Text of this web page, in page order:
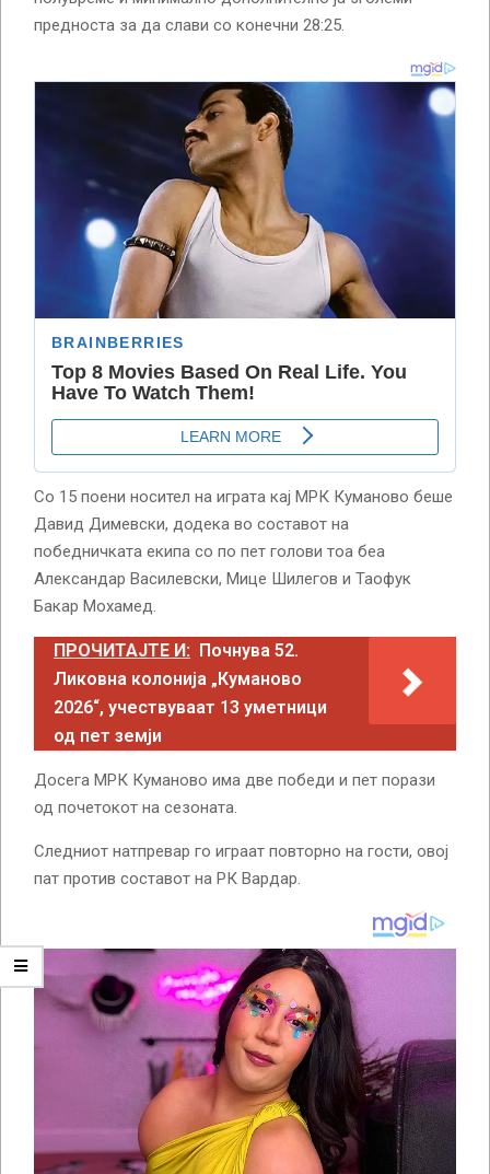
предноста за да слави со конечни 28:25.
Со 15 поени носител на играта кај МРК Куманово беше
Давид Димевски, додека во составот на
победничката екипа со по пет голови тоа беа
Александар Василевски, Мице Шилегов и Таофук
Бакар Мохамед.
ПРОЧИТАЈТЕ И: Почнува 52.
Ликовна колонија „Куманово
2026“, учествуваат 13 уметници
од пет земји
Досега МРК Куманово има две победи и пет порази
од почетокот на сезоната.
Следниот натпревар го играат повторно на гости, овој
пат против составот на РК Вардар.